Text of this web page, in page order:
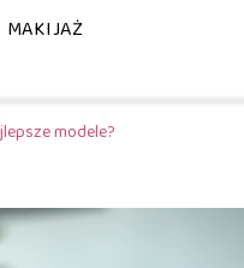
MAKIJAŻ
modele?